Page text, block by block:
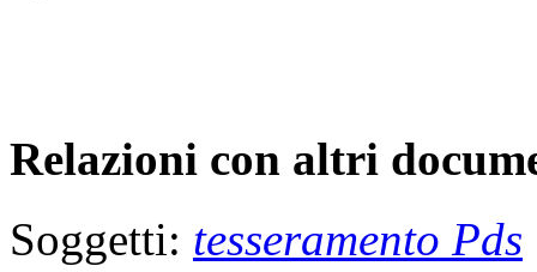
Relazioni con altri
Soggetti: tesseramento Pds